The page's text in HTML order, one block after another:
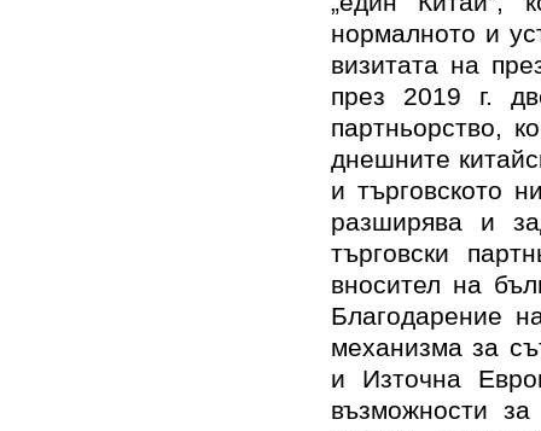
нормалното и
визитата на
през 2019 г.
партньорство,
днешните
и търговското
разширява и
търговски
вносител на
Благодарение
механизма за
и Източна
възможности